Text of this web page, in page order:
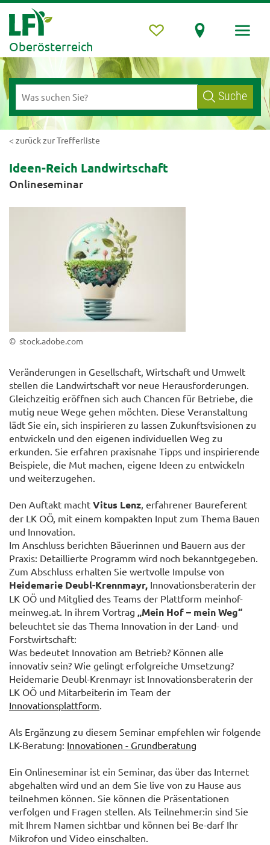
Oberösterreich
Suche
< zurück zur Trefferliste
Ideen-Reich Landwirtschaft
Onlineseminar
© stock.adobe.com
Veränderungen in Gesellschaft, Wirtschaft und Umwelt
stellen die Landwirtschaft vor neue Herausforderungen.
Gleichzeitig eröffnen sich auch Chancen für Betriebe, die
mutig neue Wege gehen möchten. Diese Veranstaltung
lädt Sie ein, sich inspirieren zu lassen Zukunftsvisionen zu
entwickeln und den eigenen individuellen Weg zu
erkunden. Sie erfahren praxisnahe Tipps und inspirierende
Beispiele, die Mut machen, eigene Ideen zu entwickeln
und weiterzugehen.
Den Auftakt macht Vitus Lenz, erfahrener Baureferent
der LK OÖ, mit einem kompakten Input zum Thema Bauen
und Innovation.
Im Anschluss berichten Bäuerinnen und Bauern aus der
Praxis: Detaillierte Programm wird noch bekanntgegeben.
Zum Abschluss erhalten Sie wertvolle Impulse von
Heidemarie Deubl-Krennmayr, Innovationsberaterin der
LK OÖ und Mitglied des Teams der Plattform meinhof-
meinweg.at. In ihrem Vortrag „Mein Hof – mein Weg“
beleuchtet sie das Thema Innovation in der Land- und
Forstwirtschaft:
Was bedeutet Innovation am Betrieb? Können alle
innovativ sein? Wie gelingt erfolgreiche Umsetzung?
Heidemarie Deubl-Krenmayr ist Innovationsberaterin der
LK OÖ und Mitarbeiterin im Team der
Innovationsplattform.
Als Ergänzung zu diesem Seminar empfehlen wir folgende
LK-Beratung: Innovationen - Grundberatung
Ein Onlineseminar ist ein Seminar, das über das Internet
abgehalten wird und an dem Sie live von zu Hause aus
teilnehmen können. Sie können die Präsentationen
verfolgen und Fragen stellen. Als Teilnehmer:in sind Sie
mit Ihrem Namen sichtbar und können bei Be-darf Ihr
Mikrofon und Video einschalten.